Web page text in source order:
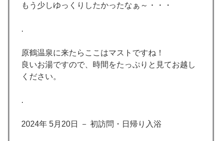
もう少しゆっくりしたかったなぁ～・・・
.
原鶴温泉に来たらここはマストですね！
良いお湯ですので、時間をたっぷりと見てお越し
ください。
.
2024年 5月20日 － 初訪問・日帰り入浴